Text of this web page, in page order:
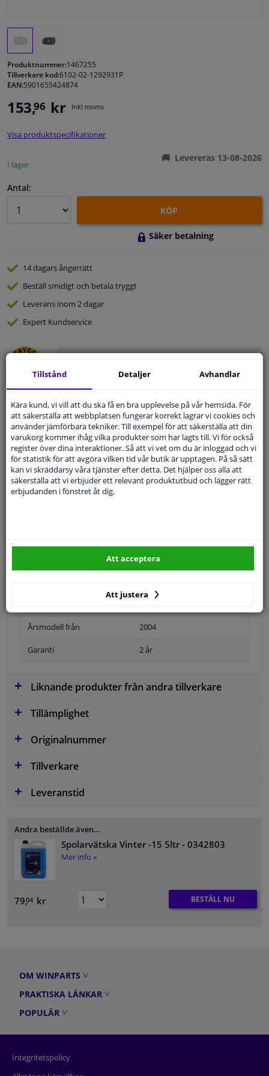
Fönster & Tillbehör
Bilvård & Tillbehör
Sensorer & Elsystem
Produktnummer:1467255
Tillverkare kod:6102-02-1292931P
EAN:5901655424874
153,96 kr Inkl moms
Visa produktspecifikationer
I lager
Levereras 13-08-2026
Antal:
KÖP
Säker betalning
14 dagarsångerrätt
Beställ smidigt och betala tryggt
Leverans inom 2 dagar
Expert Kundservice
Ställ din fråga hos våra produktspecialister.
Frågor Och Svar
Modellmatchande garanti, Hitta rätt bildelar.
Fyll i ditt registreringsnummer ellerVälj din bil.
SÖK
Årsmodell från 2004
Garanti 2 år
Liknande produkter från andra tillverkare
Tillämplighet
Originalnummer
Tillverkare
Leveranstid
Andra beställde även…
Spolarvätska Vinter -15 5ltr - 0342803
Mer info »
79,04 kr BESTÄLL NU
OM WINPARTS
PRAKTISKA LÄNKAR
POPULÄR
Integritetspolicy
Tillstånd Detaljer Avhandlar
Kära kund, vi vill att du ska få en bra upplevelse på vår hemsida. För
att säkerställa att webbplatsen fungerar korrekt lagrar vi cookies och
använder jämförbara tekniker. Till exempel för att säkerställa att din
varukorg kommer ihåg vilka produkter som har lagts till. Vi för också
register över dina interaktioner. Så att vi vet om du är inloggad och vi
för statistik för att avgöra vilken tid vår butik är upptagen. På så sätt
kan vi skräddarsy våra tjänster efter detta. Det hjälper oss alla att
säkerställa att vi erbjuder ett relevant produktutbud och lägger rätt
erbjudanden i fönstret åt dig.
Att justera
Att acceptera